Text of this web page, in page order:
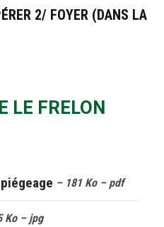
2/ FOYER (DANS LA
LE FRELON
– 181 Ko– pdf
Ko– jpg